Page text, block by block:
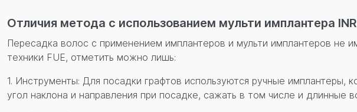
Отличия метода с использованием мульти имплантера
Пересадка волос с применением имплантеров и мульти имплантеров не
техники FUE, отметить можно лишь:
1. Инструменты: Для посадки графтов используются ручные имплантеры,
угол наклона и направления при посадке, сажать в том числе и длинные